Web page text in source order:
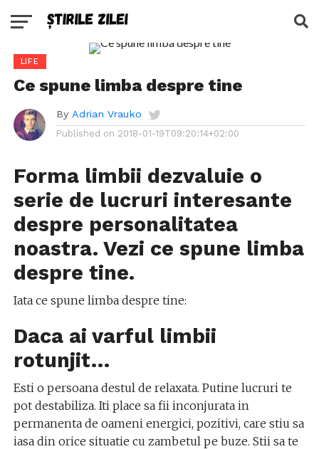
LIFE
Ce spune limba despre tine
By Adrian Vrauko
Published on 2018-01-19T09:20:14+02:00
Forma limbii dezvaluie o
serie de lucruri interesante
despre personalitatea
noastra. Vezi ce spune limba
despre tine.
Iata ce spune limba despre tine:
Daca ai varful limbii
rotunjit…
Esti o persoana destul de relaxata. Putine lucruri te
pot destabiliza. Iti place sa fii inconjurata in
permanenta de oameni energici, pozitivi, care stiu sa
iasa din orice situatie cu zambetul pe buze. Stii sa te